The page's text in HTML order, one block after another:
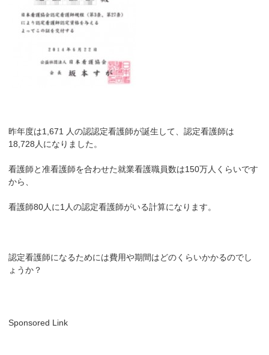
昨年度は1,671 人の認認定看護師が誕生して、認定看護師は
18,728人になりました。
看護師と准看護師を合わせた就業看護職員数は150万人くらいです
から、
看護師80人に1人の認定看護師がいる計算になります。
認定看護師になるためには費用や期間はどのくらいかかるのでし
ょうか？
Sponsored Link